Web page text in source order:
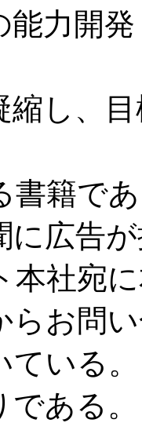
能力開
縮し、
書籍で
に広告
本社宛
らお問
いる。
ある。